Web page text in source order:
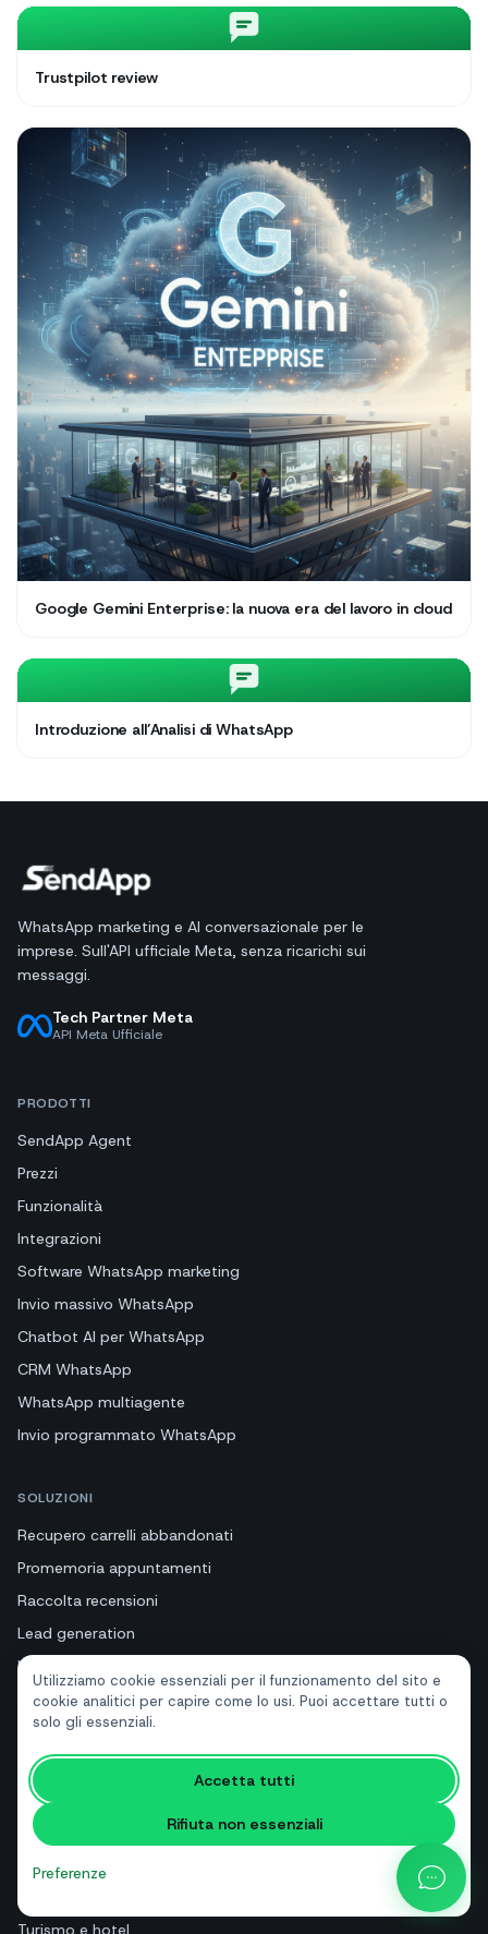
Utilizziamo cookie essenziali per il funzionamento del sito e
cookie analitici per capire come lo usi. Puoi accettare tutti o
solo gli essenziali.
Accetta tutti
Rifiuta non essenziali
Preferenze
Trustpilot review
Google Gemini Enterprise: la nuova era del lavoro in cloud
Introduzione all’Analisi di WhatsApp
WhatsApp marketing e AI conversazionale per le
imprese. Sull'API ufficiale Meta, senza ricarichi sui
messaggi.
Tech Partner Meta
API Meta Ufficiale
PRODOTTI
SendApp Agent
Prezzi
Funzionalità
Integrazioni
Software WhatsApp marketing
Invio massivo WhatsApp
Chatbot AI per WhatsApp
CRM WhatsApp
WhatsApp multiagente
Invio programmato WhatsApp
SOLUZIONI
Recupero carrelli abbandonati
Promemoria appuntamenti
Raccolta recensioni
Lead generation
Notifiche ordine e spedizione
Tutte le soluzioni
SETTORI
E-commerce
Ristorazione
Studi medici
Turismo e hotel